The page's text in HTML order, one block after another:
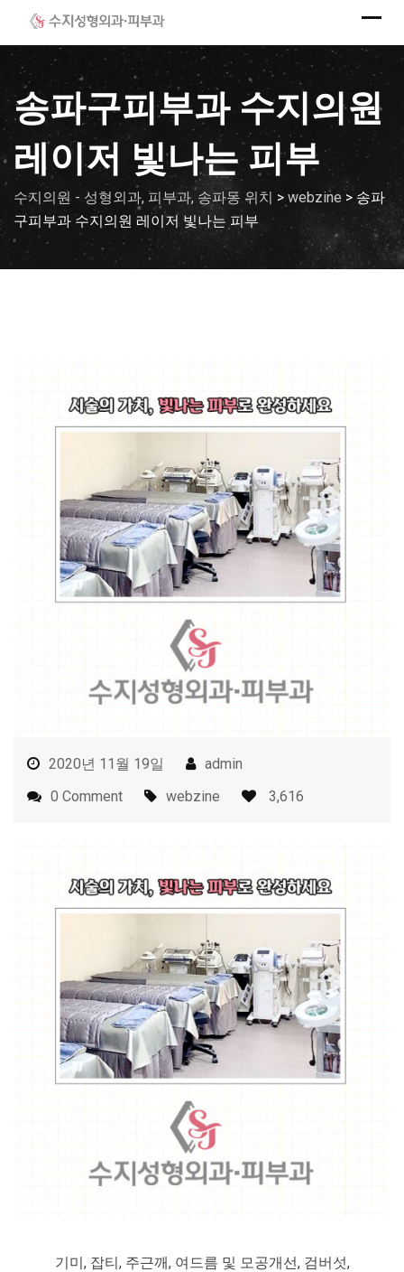
content
송파구피부과 수지의원
레이저 빛나는 피부
수지의원 - 성형외과, 피부과, 송파동 위치 > webzine > 송파
구피부과 수지의원 레이저 빛나는 피부
2020년 11월 19일
admin
0 Comment
webzine 3,616
기미, 잡티, 주근깨, 여드름 및 모공개선, 검버섯,